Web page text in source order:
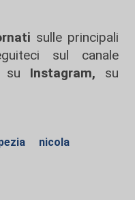
sulle principali
sul canale
su Instagram, su
nicola